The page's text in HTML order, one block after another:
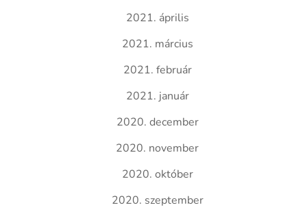
2021. április
2021. március
2021. február
2021. január
2020. december
2020. november
2020. október
2020. szeptember